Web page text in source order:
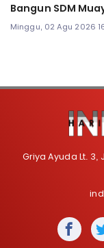
Bangun SDM
Minggu, 02 Agu 2026
Griya Ayuda Lt.